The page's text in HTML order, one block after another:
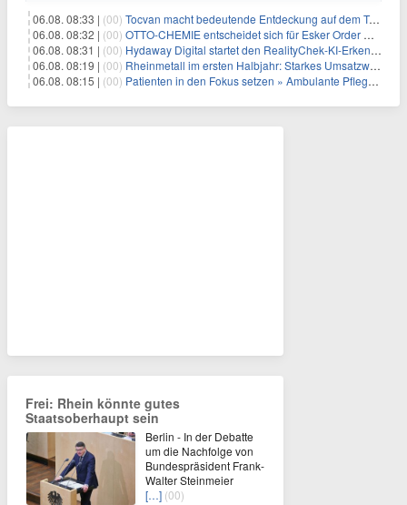
06.08. 08:33 | (00) Tocvan macht bedeutende Entdeckung auf dem Trend Mezquite in Gran Pilar: 215 m mit 0,6 g/t Au ab 36,6 m Bohrtiefe
06.08. 08:32 | (00) OTTO-CHEMIE entscheidet sich für Esker Order Management zur Optimierung des Auftragseingangs
06.08. 08:31 | (00) Hydaway Digital startet den RealityChek-KI-Erkennungs-Bot auf X und ermöglicht damit eine Echtzeit-Verifizierung nach dem Motto „Ist das echt?“ auf einer der größten öffentlichen Kommunikationsplattformen weltweit
06.08. 08:19 | (00) Rheinmetall im ersten Halbjahr: Starkes Umsatzwachstum und Profitabilität auf Rekordniveau
06.08. 08:15 | (00) Patienten in den Fokus setzen » Ambulante Pflegedienste haben mehr Zeit durch die Personalplanung von ISGUS
Frei: Rhein könnte gutes
Staatsoberhaupt sein
Berlin - In der Debatte
um die Nachfolge von
Bundespräsident Frank-
Walter Steinmeier
[…] (00)